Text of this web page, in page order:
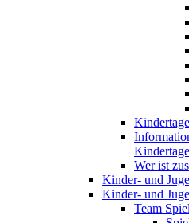
Wer ist
Kinder- und
Kinder- und
Team